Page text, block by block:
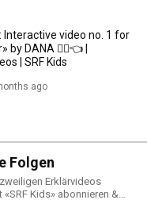
Interactive video no. 1 for
by DANA 👉🏾👈 |
| SRF Kids
ago
Folgen
Erklärvideos
Kids» abonnieren &